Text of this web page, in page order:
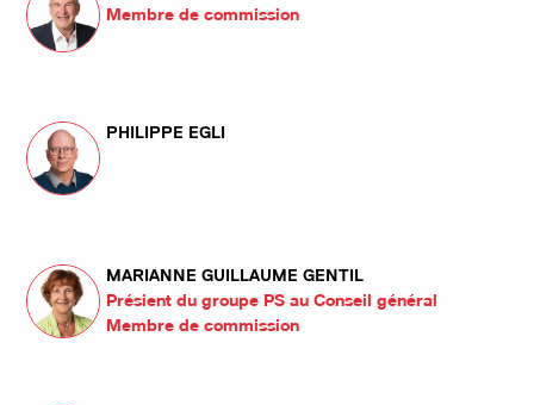
Membre de commission
PHILIPPE EGLI
MARIANNE GUILLAUME GENTIL
Présient du groupe PS au Conseil général
Membre de commission